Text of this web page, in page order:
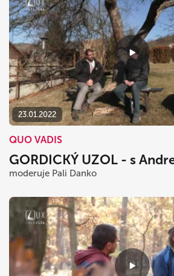
23.01.2022
QUO VADIS
GORDICKÝ UZOL - s
moderuje Pali Danko